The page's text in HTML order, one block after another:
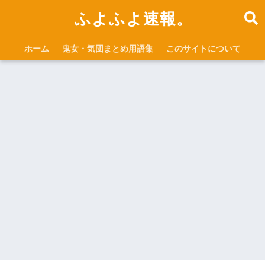
ふよふよ速報。
ホーム 鬼女・気団まとめ用語集 このサイトについて